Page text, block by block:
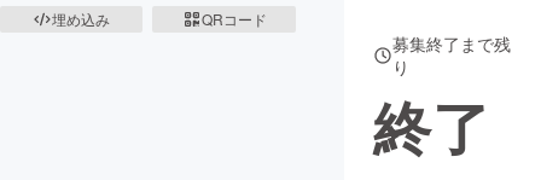
埋め込み
QRコード
募集終了まで残
り
終了